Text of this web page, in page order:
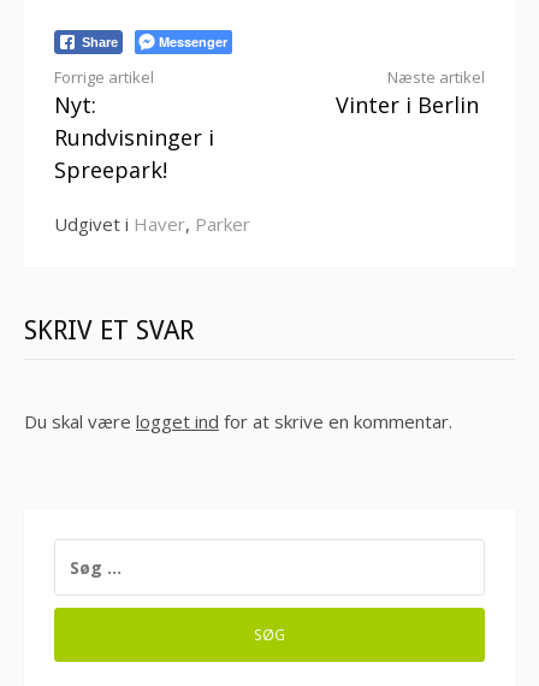
Share Messenger
Læs
videre
Forrige artikel
Nyt:
Rundvisninger i
Spreepark!
Næste artikel
Vinter i Berlin
Udgivet i Haver, Parker
SKRIV ET SVAR
Du skal være logget ind for at skrive en kommentar.
EFTER: